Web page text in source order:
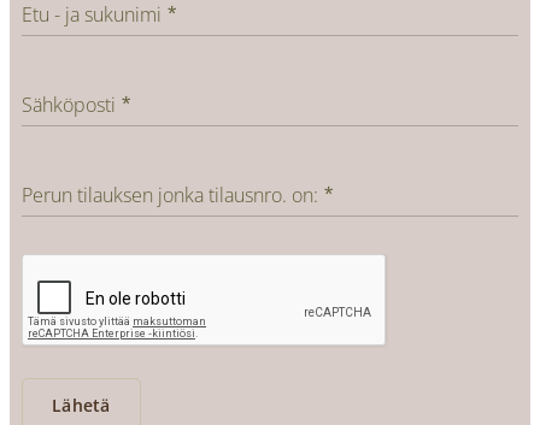
Etu - ja sukunimi
Sähköposti
Perun tilauksen jonka tilausnro. on:
Lähetä